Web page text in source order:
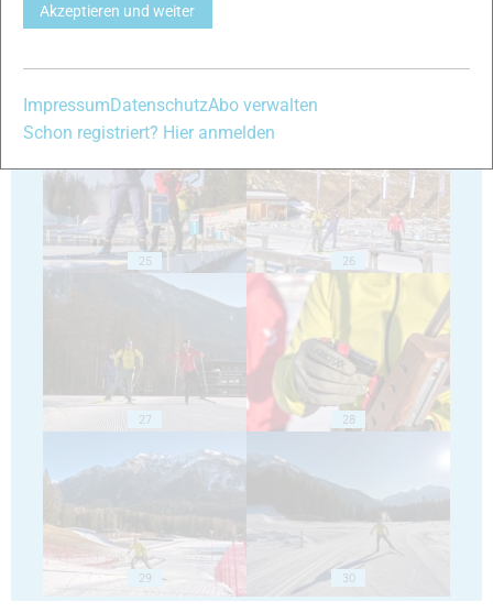
23
25 26
27 28
29 30
Akzeptieren und weiter
ImpressumDatenschutzAbo verwalten
Schon registriert? Hier anmelden